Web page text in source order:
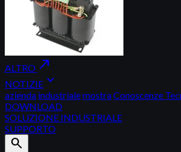
ALTRO north_east
NOTIZIE expand_more
azienda industrialemostraConoscenze
DOWNLOAD
SOLUZIONE INDUSTRIALE
SUPPORTO
search